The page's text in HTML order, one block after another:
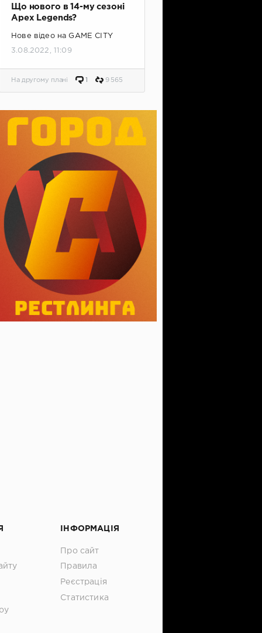
Що нового в 14-му сезоні
Apex Legends?
Нове відео на GAME CITY
3.08.2022, 11:09
На другому плані 1 9 565
ІНФОРМАЦІЯ
Про сайт
Правила
Реєстрація
Статистика